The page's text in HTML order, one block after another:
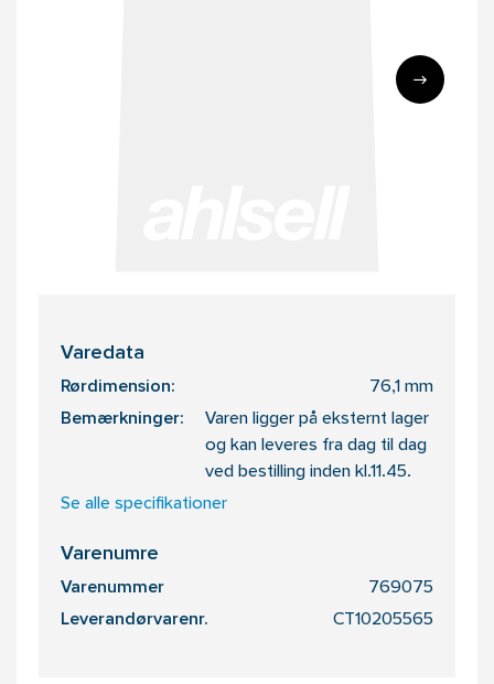
Varedata
Rørdimension: 76,1 mm
Bemærkninger:
Varen ligger på eksternt lager
og kan leveres fra dag til dag
ved bestilling inden kl.11.45.
Se alle specifikationer
Varenumre
Varenummer 769075
Leverandørvarenr. CT10205565